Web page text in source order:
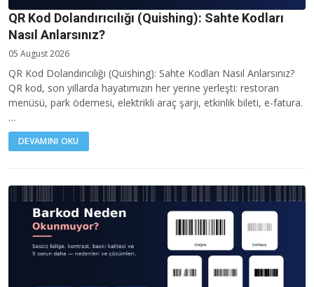
QR Kod Dolandırıcılığı (Quishing): Sahte Kodları
Nasıl Anlarsınız?
05 August 2026
QR Kod Dolandırıcılığı (Quishing): Sahte Kodları Nasıl Anlarsınız?
QR kod, son yıllarda hayatımızın her yerine yerleşti: restoran
menüsü, park ödemesi, elektrikli araç şarjı, etkinlik bileti, e-fatura.
…
DEVAMINI OKU